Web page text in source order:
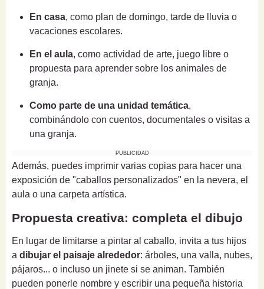
En casa, como plan de domingo, tarde de lluvia o
vacaciones escolares.
En el aula, como actividad de arte, juego libre o
propuesta para aprender sobre los animales de
granja.
Como parte de una unidad temática,
combinándolo con cuentos, documentales o visitas a
una granja.
PUBLICIDAD
Además, puedes imprimir varias copias para hacer una
exposición de "caballos personalizados" en la nevera, el
aula o una carpeta artística.
Propuesta creativa: completa el dibujo
En lugar de limitarse a pintar al caballo, invita a tus hijos
a dibujar el paisaje alrededor: árboles, una valla, nubes,
pájaros... o incluso un jinete si se animan. También
pueden ponerle nombre y escribir una pequeña historia